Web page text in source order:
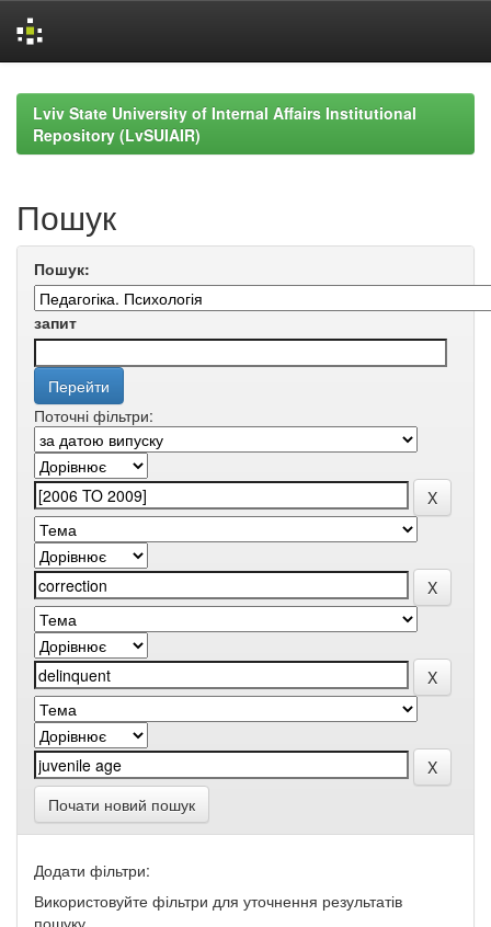
navigationLviv State University of Internal Affairs Institutional
Repository (LvSUIAIR)
Пошук
Пошук:
запит
Поточні фільтри:
Почати новий пошук
Додати фільтри:
Використовуйте фільтри для уточнення результатів
пошуку.